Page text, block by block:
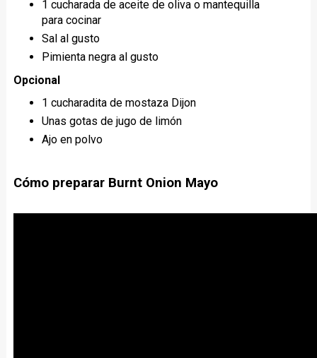
1 cucharada de aceite de oliva o mantequilla
para cocinar
Sal al gusto
Pimienta negra al gusto
Opcional
1 cucharadita de mostaza Dijon
Unas gotas de jugo de limón
Ajo en polvo
Cómo preparar Burnt Onion Mayo